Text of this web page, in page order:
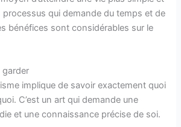
processus qui demande du temps et de
bénéfices sont considérables sur le
garder
implique de savoir exactement quoi
C’est un art qui demande une
et une connaissance précise de soi.